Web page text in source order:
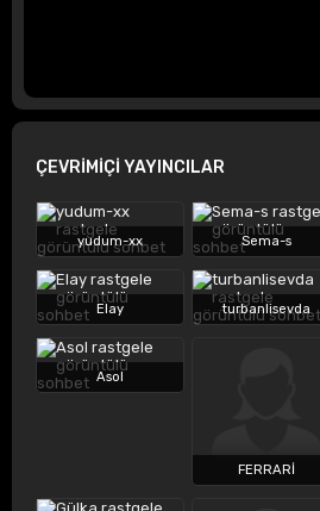
ÇEVRİMİÇİ YAYINCILAR
yudum-xx Sema-s
Elay turbanlisevda
Asol
FERRARİ